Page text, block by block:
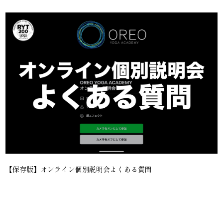
【保存版】オンライン個別説明会よくある質問